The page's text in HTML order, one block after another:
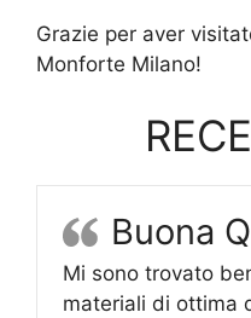
Grazie per aver
Monforte Milano!
Buona
Mi sono trovato
materiali di ottima